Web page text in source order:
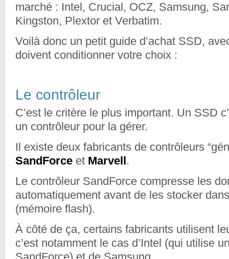
marché : Intel, Crucial, OCZ, Samsung,
Kingston, Plextor et Verbatim.
Voilà donc un petit guide d’achat SSD,
doivent conditionner votre choix :
Le contrôleur
C’est le critère le plus important. Un SSD
un contrôleur pour la gérer.
Il existe deux fabricants de contrôleurs
SandForce et Marvell.
Le contrôleur SandForce compresse les
automatiquement avant de les stocker
(mémoire flash).
À côté de ça, certains fabricants utilisent
c’est notamment le cas d’Intel (qui utilise